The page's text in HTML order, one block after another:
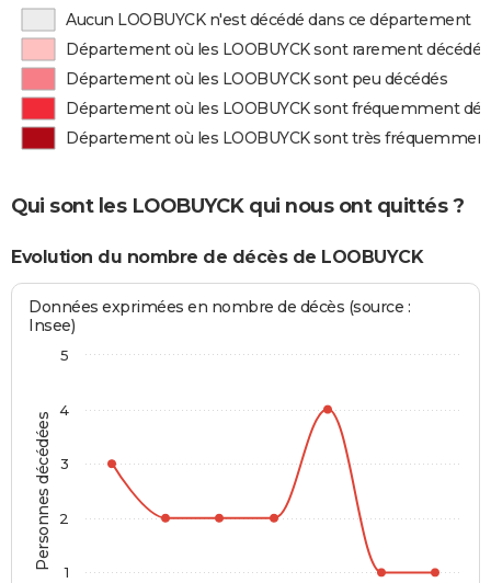
Aucun LOOBUYCK n'est décédé dans ce département
Département où les LOOBUYCK sont rarement décédés
Département où les LOOBUYCK sont peu décédés
Département où les LOOBUYCK sont fréquemment
Département où les LOOBUYCK sont très
Qui sont les LOOBUYCK qui nous ont quittés ?
Evolution du nombre de décès de LOOBUYCK
Personnes décédées
Données exprimées en nombre de décès (source :
Insee)
1
2
3
4
5